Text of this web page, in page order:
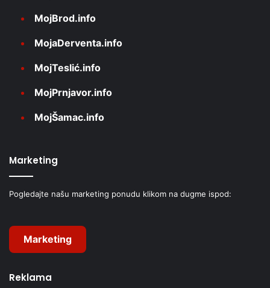
MojBrod.info
MojaDerventa.info
MojTeslić.info
MojPrnjavor.info
MojŠamac.info
Marketing
Pogledajte našu marketing ponudu klikom na dugme ispod:
Marketing
Reklama